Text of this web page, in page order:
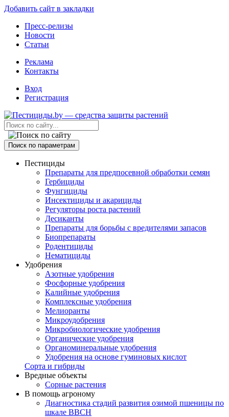
Добавить сайт в закладки
Пресс-релизы
Новости
Статьи
Реклама
Контакты
Вход
Регистрация
Поиск по параметрам
Пестициды
Препараты для предпосевной обработки семян
Гербициды
Фунгициды
Инсектициды и акарициды
Регуляторы роста растений
Десиканты
Препараты для борьбы с вредителями запасов
Биопрепараты
Родентициды
Нематициды
Удобрения
Азотные удобрения
Фосфорные удобрения
Калийные удобрения
Комплексные удобрения
Мелиоранты
Микроудобрения
Микробиологические удобрения
Органические удобрения
Органоминеральные удобрения
Удобрения на основе гуминовых кислот
Сорта и гибриды
Вредные объекты
Сорные растения
В помощь агроному
Диагностика стадий развития озимой пшеницы по
шкале ВВСН